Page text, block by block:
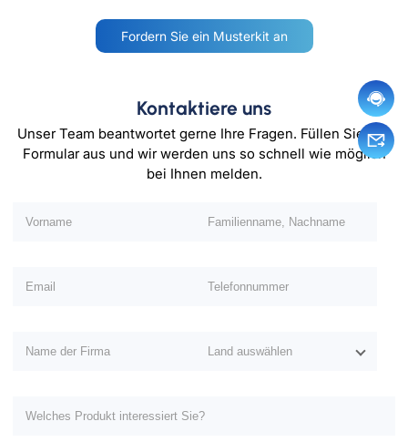
Fordern Sie ein Musterkit an
Kontaktiere uns
Unser Team beantwortet gerne Ihre Fragen. Füllen Sie das
Formular aus und wir werden uns so schnell wie möglich
bei Ihnen melden.